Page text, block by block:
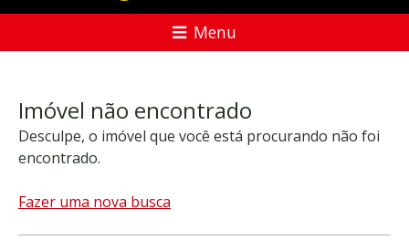
Menu
Imóvel não encontrado
Desculpe, o imóvel que você está procurando não foi
encontrado.
Fazer uma nova busca